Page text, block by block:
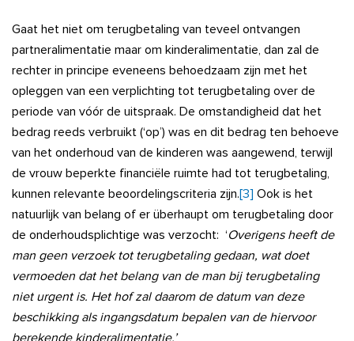
Gaat het niet om terugbetaling van teveel ontvangen
partneralimentatie maar om kinderalimentatie, dan zal de
rechter in principe eveneens behoedzaam zijn met het
opleggen van een verplichting tot terugbetaling over de
periode van vóór de uitspraak. De omstandigheid dat het
bedrag reeds verbruikt (‘op’) was en dit bedrag ten behoeve
van het onderhoud van de kinderen was aangewend, terwijl
de vrouw beperkte financiële ruimte had tot terugbetaling,
kunnen relevante beoordelingscriteria zijn.[3] Ook is het
natuurlijk van belang of er überhaupt om terugbetaling door
de onderhoudsplichtige was verzocht: ‘Overigens heeft de
man geen verzoek tot terugbetaling gedaan, wat doet
vermoeden dat het belang van de man bij terugbetaling
niet urgent is. Het hof zal daarom de datum van deze
beschikking als ingangsdatum bepalen van de hiervoor
berekende kinderalimentatie.’